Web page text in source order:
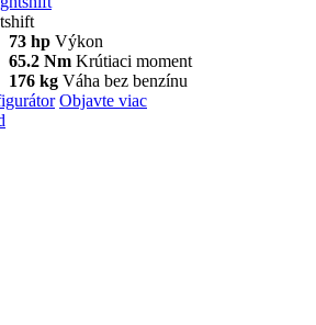
73 hp Výkon
65.2 Nm Krútiaci moment
176 kg Váha bez benzínu
Objavte viac